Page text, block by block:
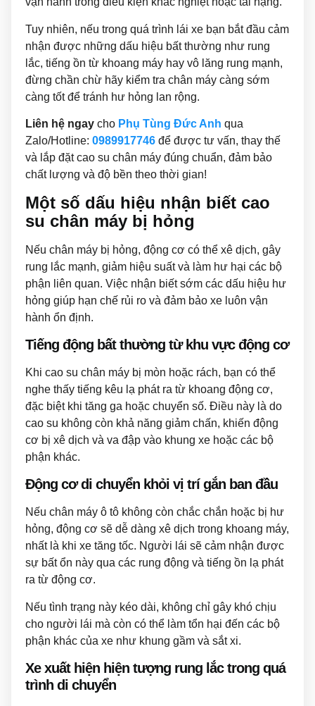
Tuy nhiên, nếu trong quá trình lái xe bạn bắt đầu cảm
nhận được những dấu hiệu bất thường như rung
lắc, tiếng ồn từ khoang máy hay vô lăng rung mạnh,
đừng chần chừ hãy kiểm tra chân máy càng sớm
càng tốt để tránh hư hỏng lan rộng.
Liên hệ ngay cho Phụ Tùng Đức Anh qua
Zalo/Hotline: 0989917746 để được tư vấn, thay thế
và lắp đặt cao su chân máy đúng chuẩn, đảm bảo
chất lượng và độ bền theo thời gian!
Một số dấu hiệu nhận biết cao
su chân máy bị hỏng
Nếu chân máy bị hỏng, động cơ có thể xê dịch, gây
rung lắc mạnh, giảm hiệu suất và làm hư hại các bộ
phận liên quan. Việc nhận biết sớm các dấu hiệu hư
hỏng giúp hạn chế rủi ro và đảm bảo xe luôn vận
hành ổn định.
Tiếng động bất thường từ khu vực động cơ
Khi cao su chân máy bị mòn hoặc rách, bạn có thể
nghe thấy tiếng kêu lạ phát ra từ khoang động cơ,
đặc biệt khi tăng ga hoặc chuyển số. Điều này là do
cao su không còn khả năng giảm chấn, khiến động
cơ bị xê dịch và va đập vào khung xe hoặc các bộ
phận khác.
Động cơ di chuyển khỏi vị trí gắn ban đầu
Nếu chân máy ô tô không còn chắc chắn hoặc bị hư
hỏng, động cơ sẽ dễ dàng xê dịch trong khoang máy,
nhất là khi xe tăng tốc. Người lái sẽ cảm nhận được
sự bất ổn này qua các rung động và tiếng ồn lạ phát
ra từ động cơ.
Nếu tình trạng này kéo dài, không chỉ gây khó chịu
cho người lái mà còn có thể làm tổn hại đến các bộ
phận khác của xe như khung gầm và sắt xi.
Xe xuất hiện hiện tượng rung lắc trong quá
trình di chuyển